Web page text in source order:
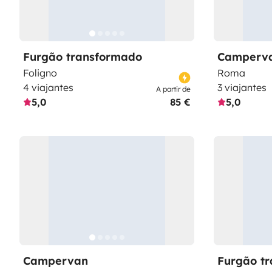
Furgão transformado
Foligno
4 viajantes
5,0
A partir de
85 €
Roma
3 viajantes
5,0
Campervan Furgão